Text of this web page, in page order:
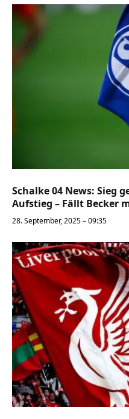
Schalke 04 News: Sieg
Aufstieg – Fällt Becker
28. September, 2025 – 09:35